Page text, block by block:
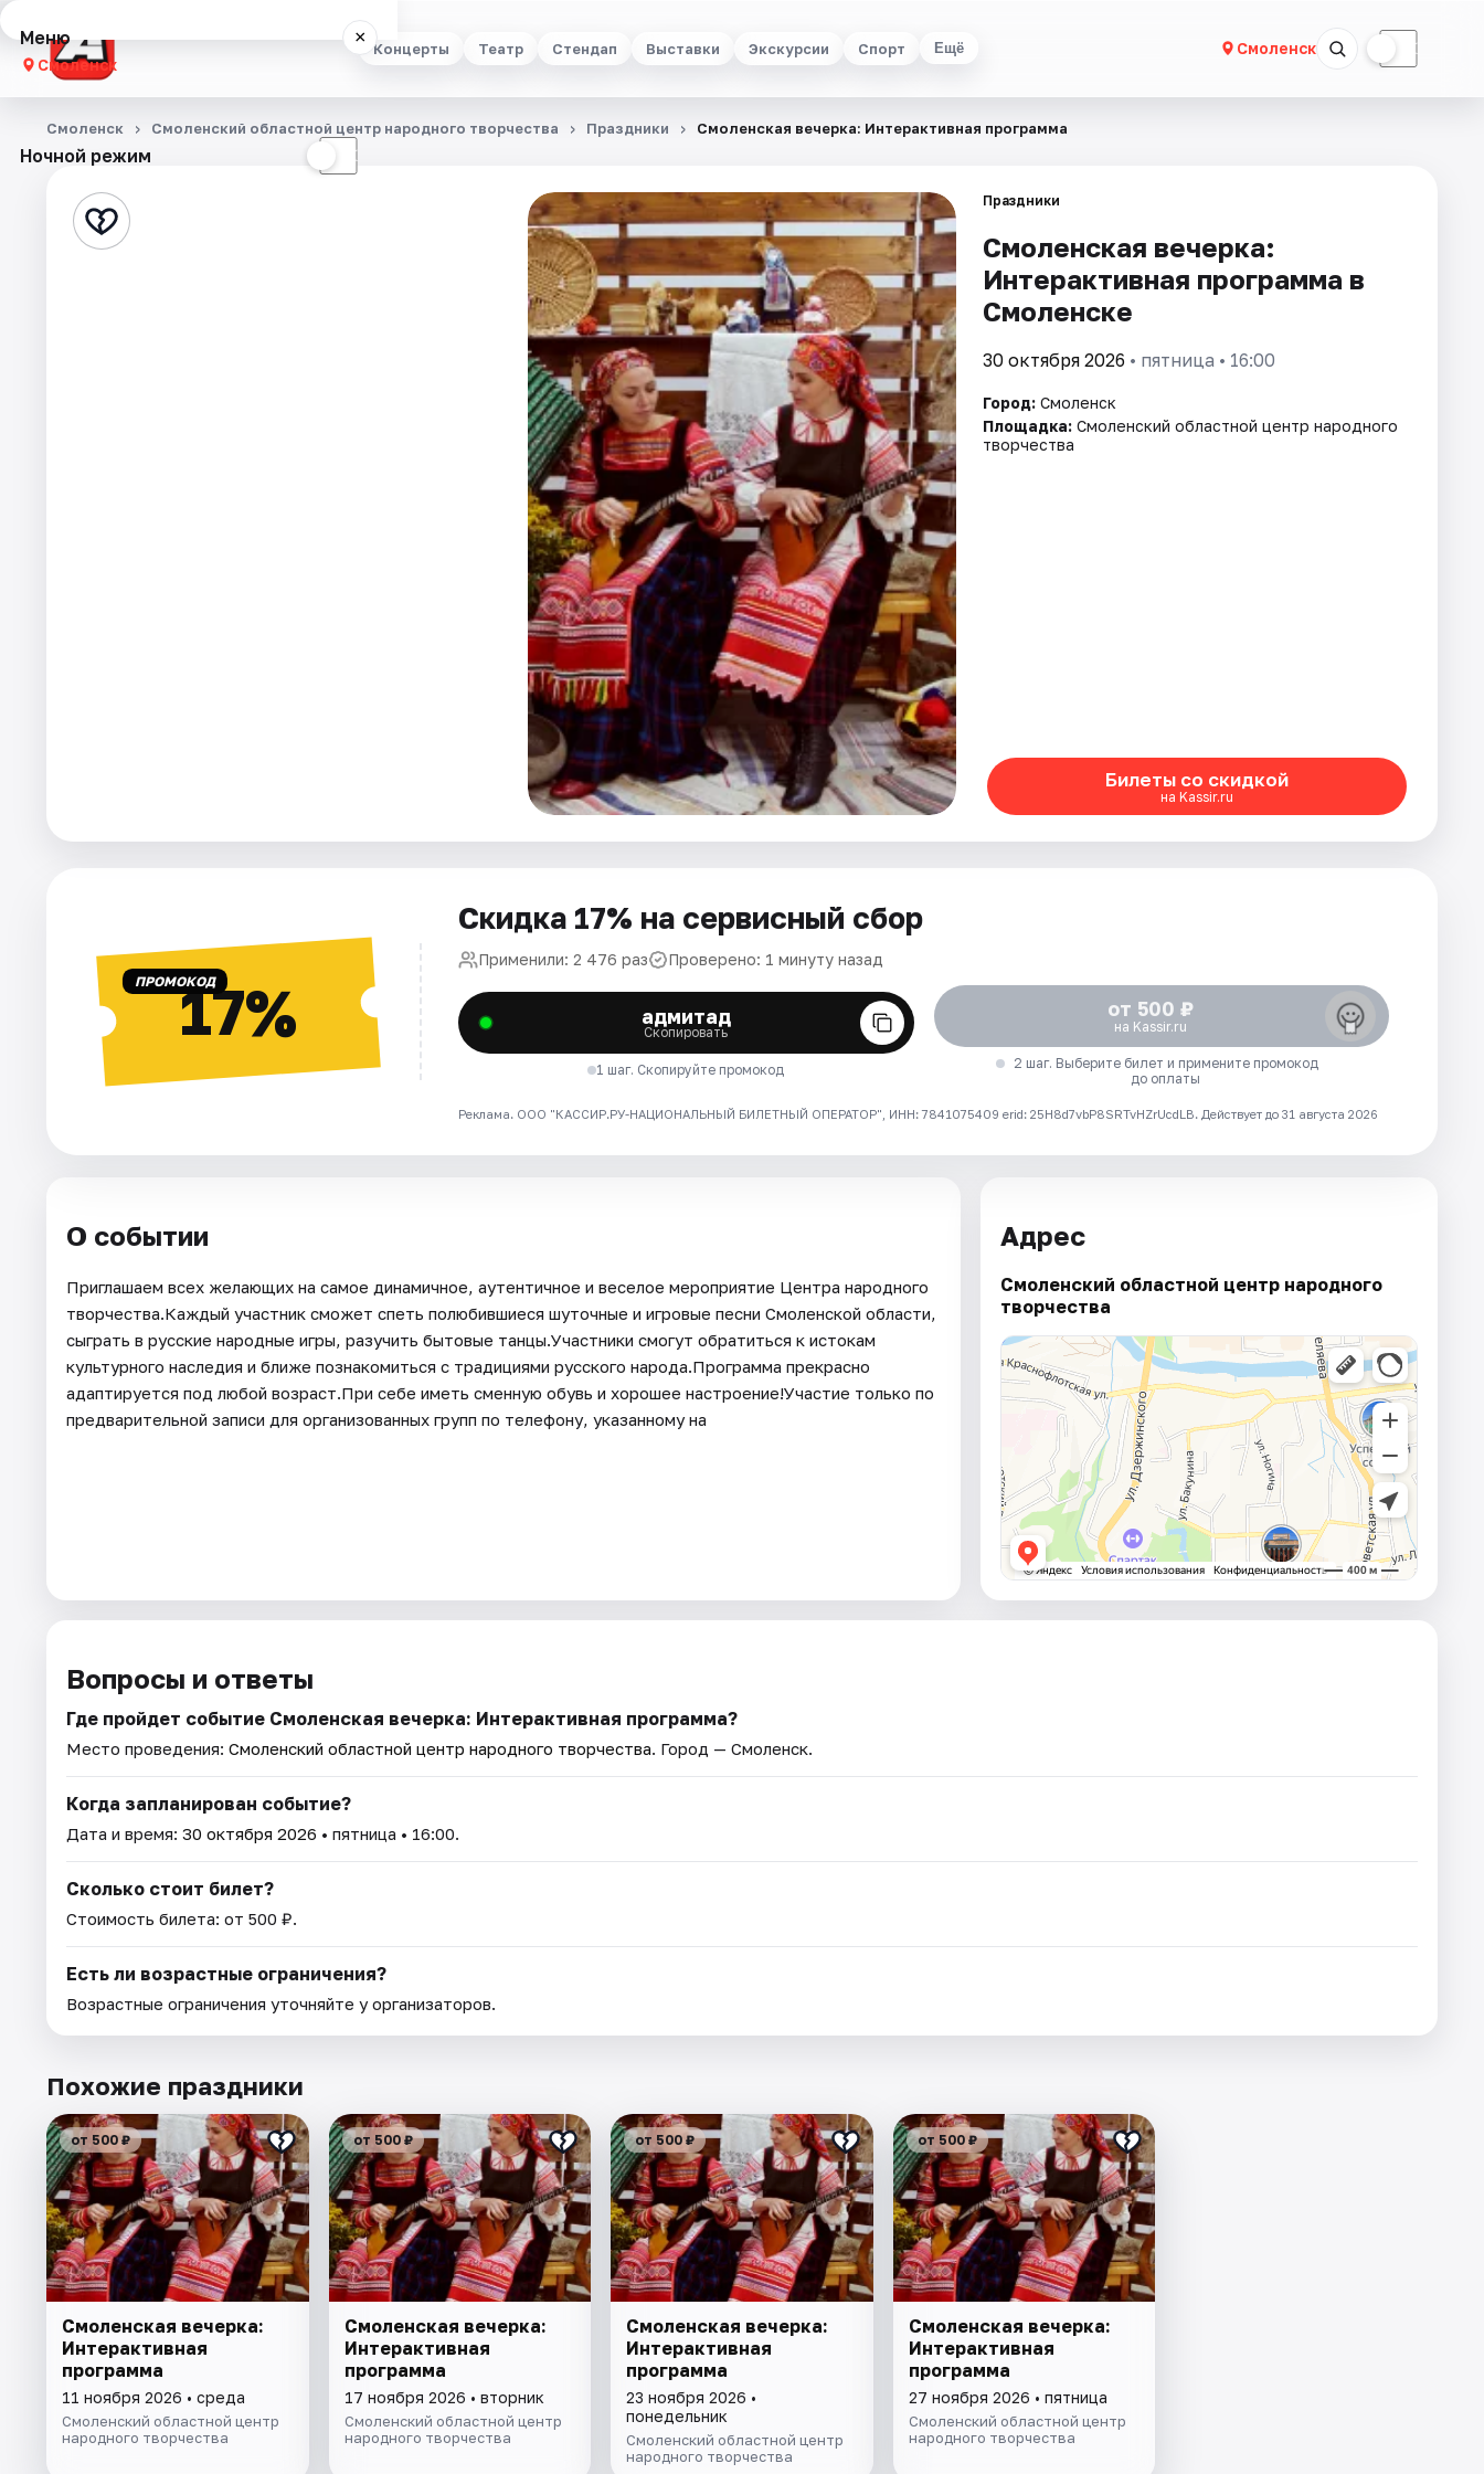
Концерты Театр Стендап Выставки Экскурсии Спорт Ещё Смоленск ☾
Меню ×
Смоленск
Концерты
Стендап
Ночной режим ☾
Смоленск Смоленский областной центр народного творчества Праздники Смоленская вечерка: Интерактивная программа
Праздники
Смоленская вечерка:
Интерактивная программа в
Смоленске
30 октября 2026 • пятница • 16:00
Город: Смоленск
Площадка: Смоленский областной центр народного
творчества
Билеты со скидкой
на Kassir.ru
ПРОМОКОД17%
Скидка 17% на сервисный сбор
Применили: 2 476 раз Проверено: 1 минуту назад
адмитад
Скопировать
1 шаг. Скопируйте промокод
от 500 ₽
на Kassir.ru
2 шаг. Выберите билет и примените промокод
до оплаты
Реклама. ООО "КАССИР.РУ-НАЦИОНАЛЬНЫЙ БИЛЕТНЫЙ ОПЕРАТОР", ИНН: 7841075409 erid: 25H8d7vbP8SRTvHZrUcdLB. Действует до 31 августа 2026
О событии
Приглашаем всех желающих на самое динамичное, аутентичное и веселое мероприятие Центра народного
творчества.Каждый участник сможет спеть полюбившиеся шуточные и игровые песни Смоленской области,
сыграть в русские народные игры, разучить бытовые танцы.Участники смогут обратиться к истокам
культурного наследия и ближе познакомиться с традициями русского народа.Программа прекрасно
адаптируется под любой возраст.При себе иметь сменную обувь и хорошее настроение!Участие только по
предварительной записи для организованных групп по телефону, указанному на
Адрес
Смоленский областной центр народного
творчества
Вопросы и ответы
Где пройдет событие Смоленская вечерка: Интерактивная программа?
Место проведения: Смоленский областной центр народного творчества. Город — Смоленск.
Когда запланирован событие?
Дата и время: 30 октября 2026 • пятница • 16:00.
Сколько стоит билет?
Стоимость билета: от 500 ₽.
Есть ли возрастные ограничения?
Возрастные ограничения уточняйте у организаторов.
Похожие праздники
от 500 ₽
Смоленская вечерка:
Интерактивная
программа
11 ноября 2026 • среда
Смоленский областной центр
народного творчества
от 500 ₽
Смоленская вечерка:
Интерактивная
программа
17 ноября 2026 • вторник
Смоленский областной центр
народного творчества
от 500 ₽
Смоленская вечерка:
Интерактивная
программа
23 ноября 2026 •
понедельник
Смоленский областной центр
народного творчества
от 500 ₽
Смоленская вечерка:
Интерактивная
программа
27 ноября 2026 • пятница
Смоленский областной центр
народного творчества